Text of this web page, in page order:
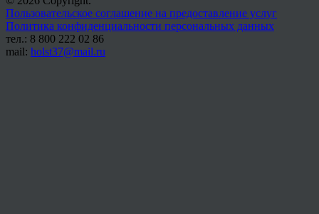
Пользовательское соглашение на предоставление услуг
Политика конфиденциальности персональных данных
тел.: 8 800 222 02 86
mail: holst37@mail.ru